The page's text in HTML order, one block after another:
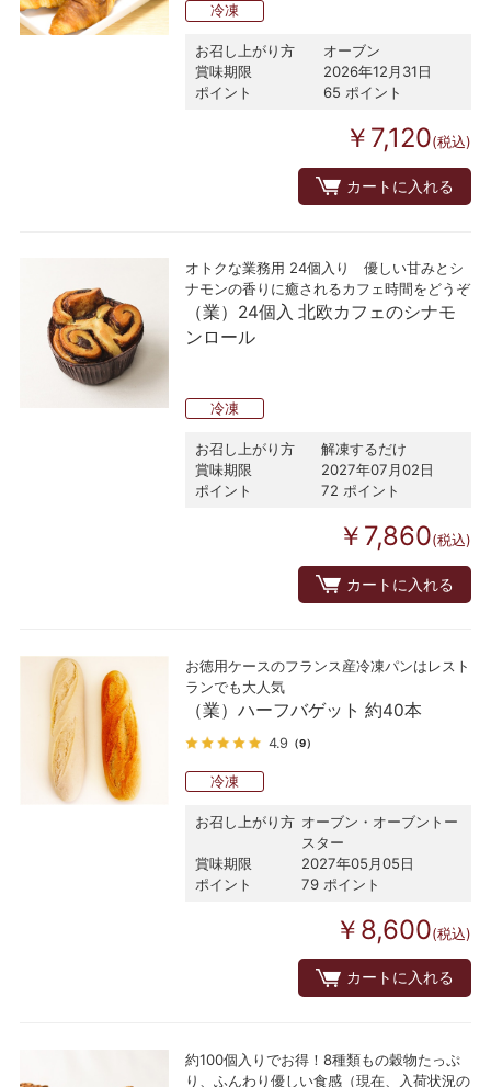
冷凍
お召し上がり方
オーブン
賞味期限
2026年12月31日
ポイント
65 ポイント
￥7,120(税込)
カートに入れる
オトクな業務用 24個入り 優しい甘みとシ
ナモンの香りに癒されるカフェ時間をどうぞ
（業）24個入 北欧カフェのシナモ
ンロール
冷凍
お召し上がり方
解凍するだけ
賞味期限
2027年07月02日
ポイント
72 ポイント
￥7,860(税込)
カートに入れる
お徳用ケースのフランス産冷凍パンはレスト
ランでも大人気
（業）ハーフバゲット 約40本
4.9 （9）
冷凍
お召し上がり方 オーブン・オーブントー
スター
賞味期限
2027年05月05日
ポイント
79 ポイント
￥8,600(税込)
カートに入れる
約100個入りでお得！8種類もの穀物たっぷ
り、ふんわり優しい食感（現在、入荷状況の